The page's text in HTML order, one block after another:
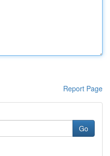
Report Page
Go